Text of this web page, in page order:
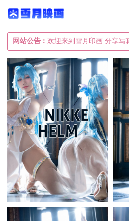
网站公告： 欢迎来到雪月印画 分享写